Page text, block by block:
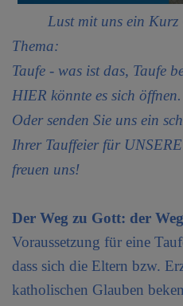
Lust mit uns ein Kurz
Thema:
Taufe - was ist das, Taufe
HIER könnte es sich öffnen.
Oder senden Sie uns ein
Ihrer Tauffeier für
freuen uns!
Der Weg zu Gott: der
Voraussetzung für eine
dass sich die Eltern bzw.
katholischen Glauben